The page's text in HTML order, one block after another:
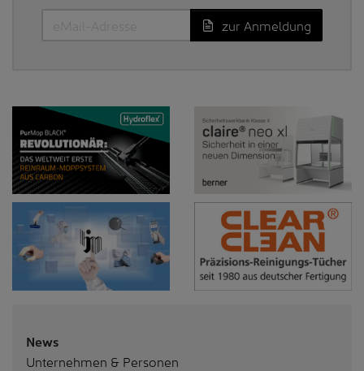
zur Anmeldung
News
Unternehmen & Personen